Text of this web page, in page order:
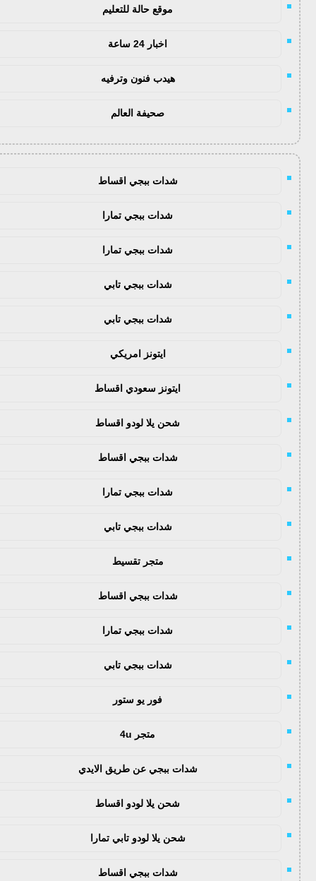
موقع حالة للتعليم
اخبار 24 ساعة
هيدب فنون وترفيه
صحيفة العالم
شدات ببجي اقساط
شدات ببجي تمارا
شدات ببجي تمارا
شدات ببجي تابي
شدات ببجي تابي
ايتونز امريكي
ايتونز سعودي اقساط
شحن يلا لودو اقساط
شدات ببجي اقساط
شدات ببجي تمارا
شدات ببجي تابي
متجر تقسيط
شدات ببجي اقساط
شدات ببجي تمارا
شدات ببجي تابي
فور يو ستور
متجر 4u
شدات ببجي عن طريق الايدي
شحن يلا لودو اقساط
شحن يلا لودو تابي تمارا
شدات ببجي اقساط